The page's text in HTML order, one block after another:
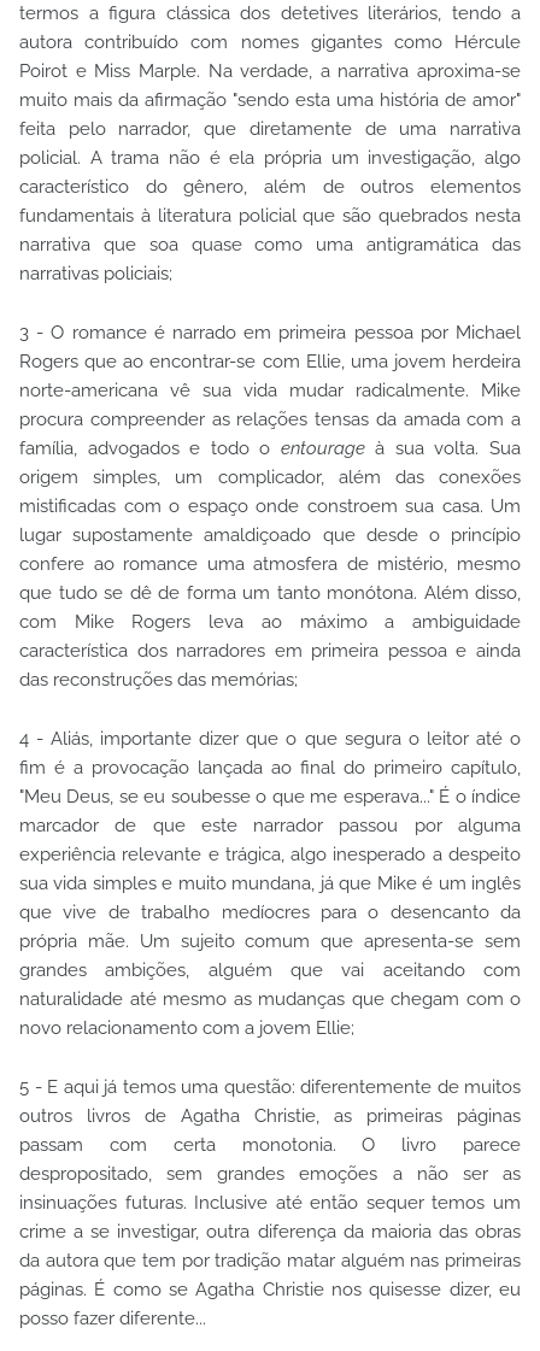
termos a figura clássica dos detetives literários, tendo a
autora contribuído com nomes gigantes como Hércule
Poirot e Miss Marple. Na verdade, a narrativa aproxima-se
muito mais da afirmação "sendo esta uma história de amor"
feita pelo narrador, que diretamente de uma narrativa
policial. A trama não é ela própria um investigação, algo
característico do gênero, além de outros elementos
fundamentais à literatura policial que são quebrados nesta
narrativa que soa quase como uma antigramática das
narrativas policiais;
3 - O romance é narrado em primeira pessoa por Michael
Rogers que ao encontrar-se com Ellie, uma jovem herdeira
norte-americana vê sua vida mudar radicalmente. Mike
procura compreender as relações tensas da amada com a
família, advogados e todo o entourageà sua volta. Sua
origem simples, um complicador, além das conexões
mistificadas com o espaço onde constroem sua casa. Um
lugar supostamente amaldiçoado que desde o princípio
confere ao romance uma atmosfera de mistério, mesmo
que tudo se dê de forma um tanto monótona. Além disso,
com Mike Rogers leva ao máximo a ambiguidade
característica dos narradores em primeira pessoa e ainda
das reconstruções das memórias;
4 - Aliás, importante dizer que o que segura o leitor até o
fim é a provocação lançada ao final do primeiro capítulo,
"Meu Deus, se eu soubesse o que me esperava..." É o índice
marcador de que este narrador passou por alguma
experiência relevante e trágica, algo inesperado a despeito
sua vida simples e muito mundana, já que Mike é um inglês
que vive de trabalho medíocres para o desencanto da
própria mãe. Um sujeito comum que apresenta-se sem
grandes ambições, alguém que vai aceitando com
naturalidade até mesmo as mudanças que chegam com o
novo relacionamento com a jovem Ellie;
5 - E aqui já temos uma questão: diferentemente de muitos
outros livros de Agatha Christie, as primeiras páginas
passam com certa monotonia. O livro parece
despropositado, sem grandes emoções a não ser as
insinuações futuras. Inclusive até então sequer temos um
crime a se investigar, outra diferença da maioria das obras
da autora que tem por tradição matar alguém nas primeiras
páginas. É como se Agatha Christie nos quisesse dizer, eu
posso fazer diferente...